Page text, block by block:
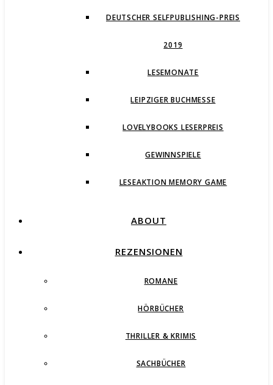
DEUTSCHER SELFPUBLISHING-PREIS
2019
LESEMONATE
LEIPZIGER BUCHMESSE
LOVELYBOOKS LESERPREIS
GEWINNSPIELE
LESEAKTION MEMORY GAME
ABOUT
REZENSIONEN
ROMANE
HÖRBÜCHER
THRILLER & KRIMIS
SACHBÜCHER